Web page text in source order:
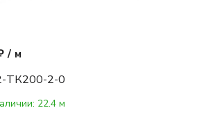
/ м
ТК200-2-0
22.4 м